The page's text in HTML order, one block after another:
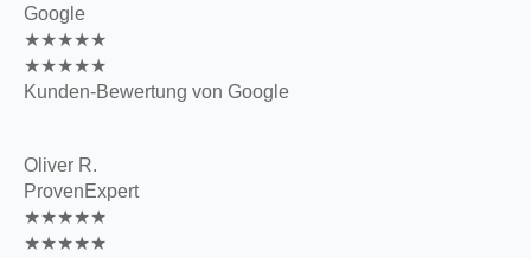
Google
★★★★★
★★★★★
Kunden-Bewertung von Google
Oliver R.
ProvenExpert
★★★★★
★★★★★